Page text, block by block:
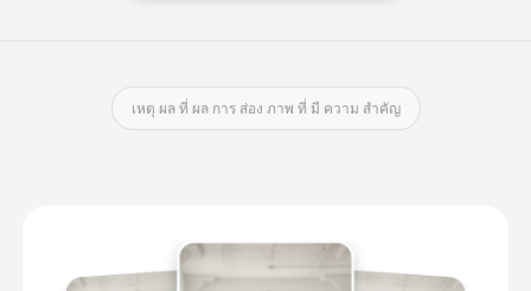
เหตุ ผล ที่ ผล การ ส่อง ภาพ ที่ มี ความ สําคัญ